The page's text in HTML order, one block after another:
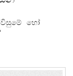
හෝ